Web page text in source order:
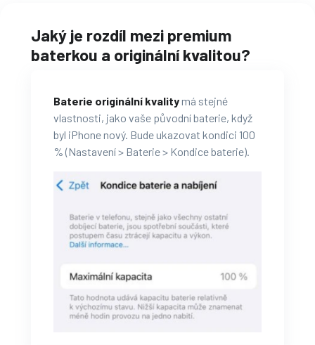
Jaký je rozdíl mezi premium
baterkou a originální kvalitou?
Baterie originální kvalitymá stejné
vlastnosti, jako vaše původní baterie, když
byl iPhone nový. Bude ukazovat kondici 100
% (Nastavení > Baterie > Kondice baterie).